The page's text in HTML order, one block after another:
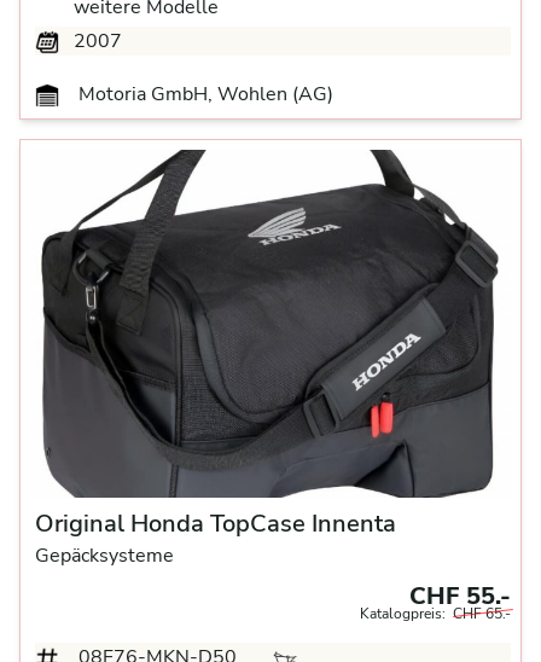
weitere Modelle
2007
Motoria GmbH, Wohlen (AG)
Original Honda TopCase Innenta
Gepäcksysteme
CHF 55.-
Katalogpreis: CHF 65.-